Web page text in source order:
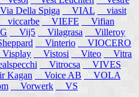
Della Spiga VIAL
viasit
viccarbe VIEFE
Vifian
Vij5 Vilagrasa
Villeroy
Vinterio
VIOCERO
Vistosi Viteo
Vitra
Vitrocsa
VIVES
Kagan Voice AB
VOLA
Vorwerk VS